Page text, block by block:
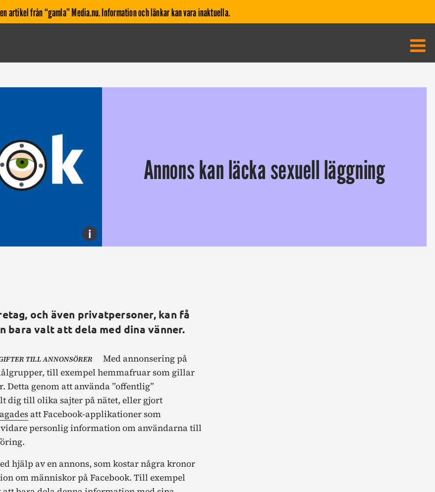
artikel från “gamla” Media.nu. Information och länkar kan vara inaktuella.
i
Annons kan läcka sexuell läggning
och även privatpersoner, kan få
valt att dela med dina vänner.
TILL ANNONSÖRER
Med annonsering på
till exempel hemmafruar som gillar
Detta genom att använda ”offentlig”
dig till olika sajter på nätet, eller gjort
att Facebook-applikationer som
vidare personlig information om användarna till
hjälp av en annons, som kostar några kronor
om människor på Facebook. Till exempel